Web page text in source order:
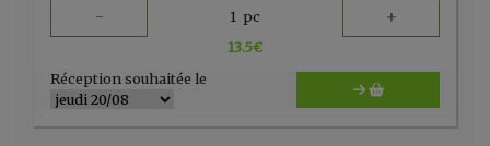
- 1 pc +
13.5€
Réception souhaitée le